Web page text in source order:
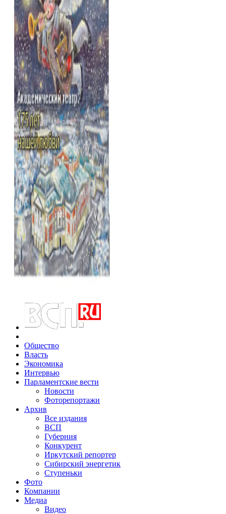
Общество
Власть
Экономика
Интервью
Парламентские вести
Новости
Фоторепортажи
Архив
Все издания
ВСП
Губерния
Конкурент
Иркутский репортер
Сибирский энергетик
Ступеньки
Фото
Компании
Медиа
Видео